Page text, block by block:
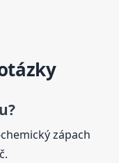
u?
zápach